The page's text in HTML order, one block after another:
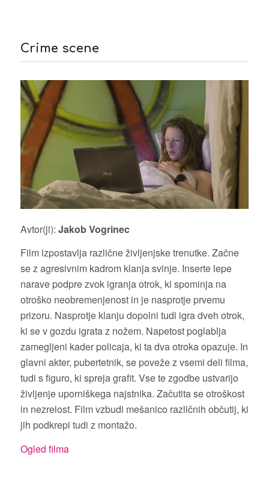
Crime scene
Avtor(ji): Jakob Vogrinec
Film izpostavlja različne življenjske trenutke. Začne
se z agresivnim kadrom klanja svinje. Inserte lepe
narave podpre zvok igranja otrok, ki spominja na
otroško neobremenjenost in je nasprotje prvemu
prizoru. Nasprotje klanju dopolni tudi igra dveh otrok,
ki se v gozdu igrata z nožem. Napetost poglablja
zamegljeni kader policaja, ki ta dva otroka opazuje. In
glavni akter, pubertetnik, se poveže z vsemi deli filma,
tudi s figuro, ki spreja grafit. Vse te zgodbe ustvarijo
življenje uporniškega najstnika. Začutita se otroškost
in nezrelost. Film vzbudi mešanico različnih občutij, ki
jih podkrepi tudi z montažo.
Ogled filma